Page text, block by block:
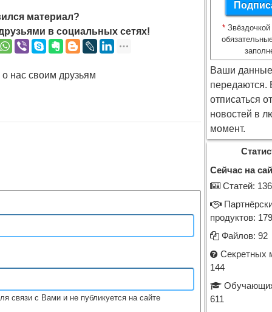
материал?
в социальных сетях!
нас своим друзьям
связи с Вами и не публикуется на сайте
*
Ваши
передаются.
отписаться
новостей в
момент.
Сейчас на
Cтатей: 136
продуктов: 179
Файлов: 92
Секретных
144
611